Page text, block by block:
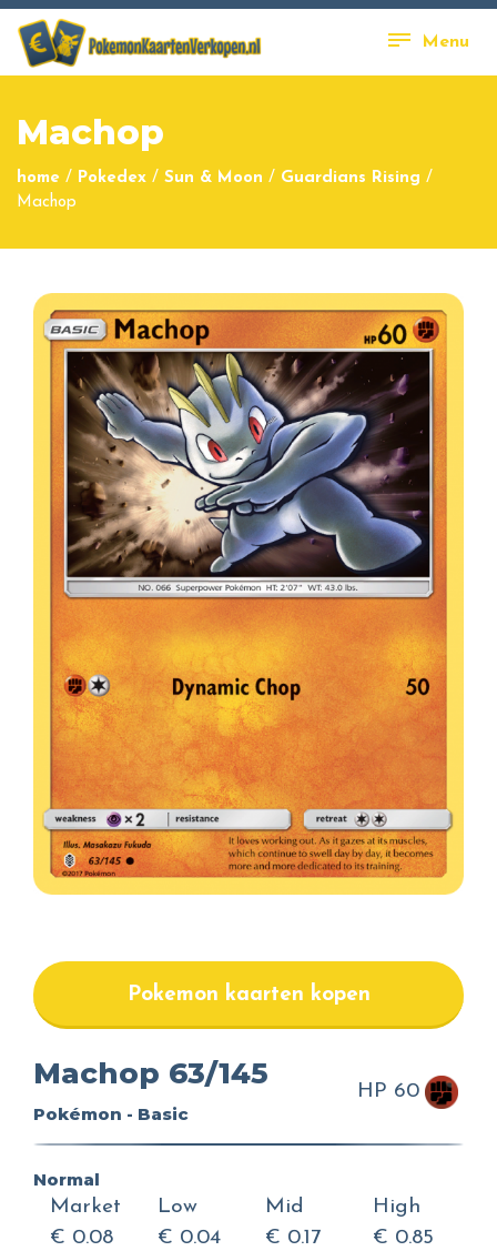
Menu
Machop
home / Pokedex / Sun & Moon / Guardians Rising /
Machop
Pokemon kaarten kopen
Machop 63/145
Pokémon - Basic
HP 60
Normal
Market
€ 0.08
Low
€ 0.04
Mid
€ 0.17
High
€ 0.85